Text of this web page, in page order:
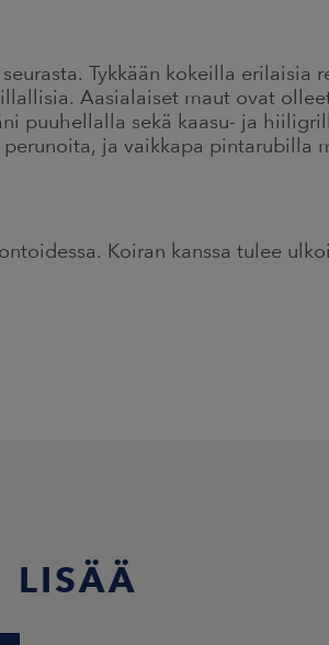
Tykkään kokeilla erilaisia
Aasialaiset maut ovat
puuhellalla sekä kaasu- ja
ja vaikkapa pintarubilla
Koiran kanssa tulee
LISÄÄ